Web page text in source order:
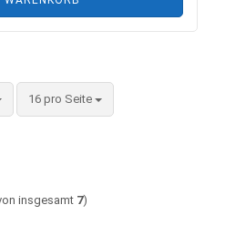
16 pro Seite
pro Seite
insgesamt 7)